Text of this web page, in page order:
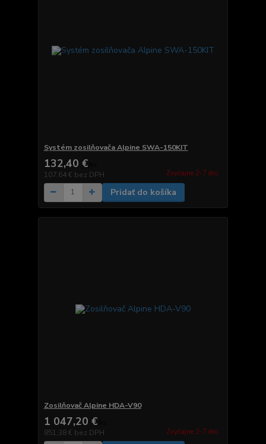
Systém zosilňovača Alpine SWA-150KIT
132,40 €
107,64 € bez DPH Zvyčajne 2-7 dni.
Pridať do košíka
Zosilňovač Alpine HDA-V90
1 047,20 €
851,38 € bez DPH Zvyčajne 2-7 dni.